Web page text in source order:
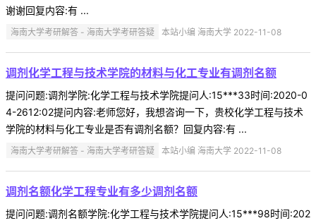
谢谢回复内容:有 ...
海南大学考研解答 - 海南大学考研答疑 本站小编 海南大学 2022-11-08
调剂化学工程与技术学院的材料与化工专业有调剂名额
提问问题:调剂学院:化学工程与技术学院提问人:15***33时间:2020-0
4-2612:02提问内容:老师您好，我想咨询一下，贵校化学工程与技术
学院的材料与化工专业是否有调剂名额？回复内容:有 ...
海南大学考研解答 - 海南大学考研答疑 本站小编 海南大学 2022-11-08
调剂名额化学工程专业有多少调剂名额
提问问题:调剂名额学院:化学工程与技术学院提问人:15***98时间:202